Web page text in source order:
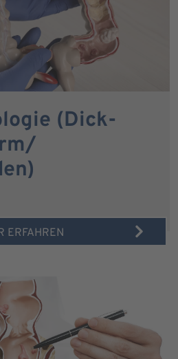
(Dick-
ERFAHREN